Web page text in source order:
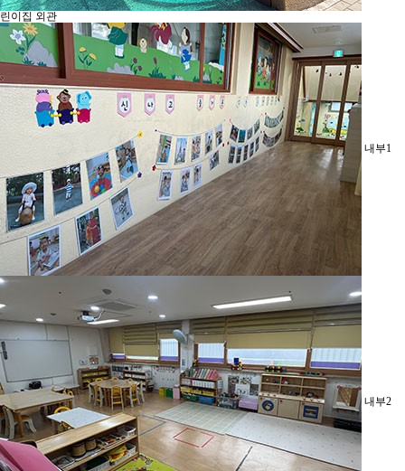
린이집 외관
내부1
내부2